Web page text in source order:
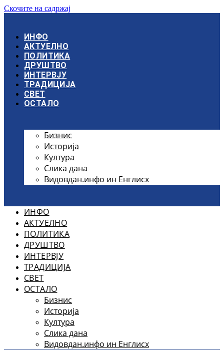
Скочите на садржај
ИНФО
АКТУЕЛНО
ПОЛИТИКА
ДРУШТВО
ИНТЕРВЈУ
ТРАДИЦИЈА
СВЕТ
ОСТАЛО
Бизнис
Историја
Култура
Слика дана
Видовдан.инфо ин Енглисх
ИНФО
АКТУЕЛНО
ПОЛИТИКА
ДРУШТВО
ИНТЕРВЈУ
ТРАДИЦИЈА
СВЕТ
ОСТАЛО
Бизнис
Историја
Култура
Слика дана
Видовдан.инфо ин Енглисх